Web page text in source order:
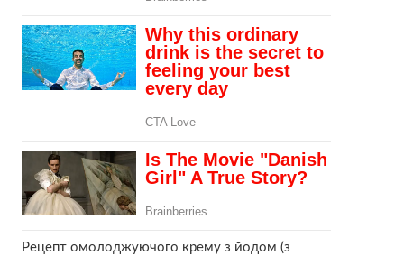
Рецепт омолоджуючого крему з йoдом (з